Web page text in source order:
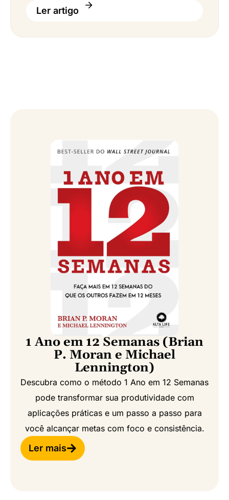
Ler artigo
1 Ano em 12 Semanas (Brian
P. Moran e Michael
Lennington)
Descubra como o método 1 Ano em 12 Semanas
pode transformar sua produtividade com
aplicações práticas e um passo a passo para
você alcançar metas com foco e consistência.
Ler mais